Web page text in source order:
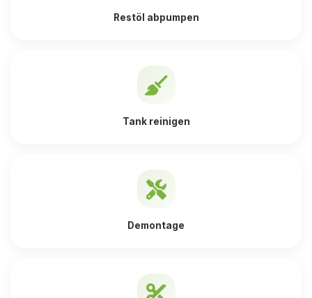
Restöl abpumpen
Tank reinigen
Demontage